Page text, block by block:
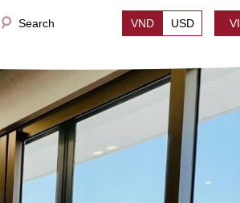
Search VND USD VI